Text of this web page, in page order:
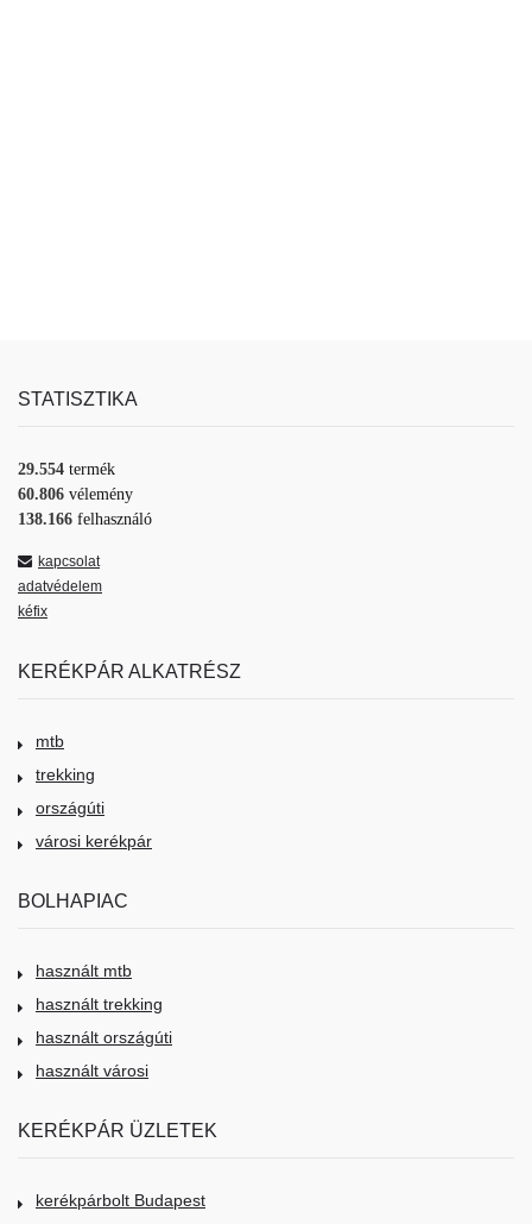
STATISZTIKA
29.554 termék
60.806 vélemény
138.166 felhasználó
kapcsolat
adatvédelem
kéfix
KERÉKPÁR ALKATRÉSZ
mtb
trekking
országúti
városi kerékpár
BOLHAPIAC
használt mtb
használt trekking
használt országúti
használt városi
KERÉKPÁR ÜZLETEK
kerékpárbolt Budapest